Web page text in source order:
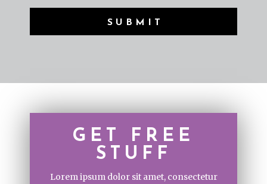
SUBMIT
GET FREE
STUFF
Lorem ipsum dolor sit amet, consectetur